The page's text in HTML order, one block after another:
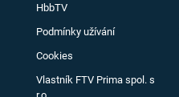
HbbTV
Podmínky užívání
Cookies
Vlastník FTV Prima spol. s